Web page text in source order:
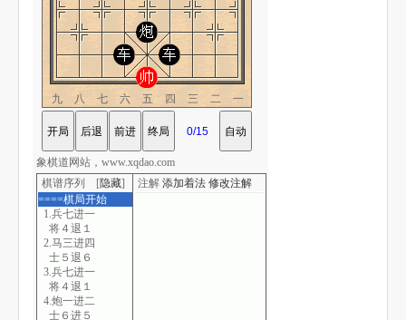
九八七六五四三二一
棋谱序列 [隐藏]
====棋局开始
1.兵七进一
将４退１
2.马三进四
士５退６
3.兵七进一
将４退１
4.炮一进二
士６进５
注解 添加着法 修改注解
象棋道网站，www.xqdao.com